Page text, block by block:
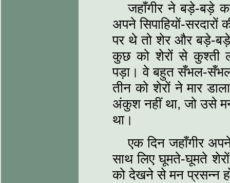
जहाँगीर ने बड़े-बड़े
अपने सिपाहियों-
पर थे तो शेर और बड़े-
कुछ को शेरों से कुश्ती
पड़ा। वे बहुत सँभल-
तीन को शेरों ने मार
अंकुश नहीं था, जो उसे
था।
एक दिन जहाँगीर
साथ लिए घूमते-घूमते
को देखने से मन प्रसन्न